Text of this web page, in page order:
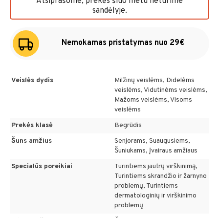
sandėlyje.
Nemokamas pristatymas nuo 29€
Veislės dydis
Milžinų veislėms, Didelėms
veislėms, Vidutinėms veislėms,
Mažoms veislėms, Visoms
veislėms
Prekės klasė
Begrūdis
Šuns amžius
Senjorams, Suaugusiems,
Šuniukams, Įvairaus amžiaus
Specialūs poreikiai
Turintiems jautrų virškinimą,
Turintiems skrandžio ir žarnyno
problemų, Turintiems
dermatologinių ir virškinimo
problemų